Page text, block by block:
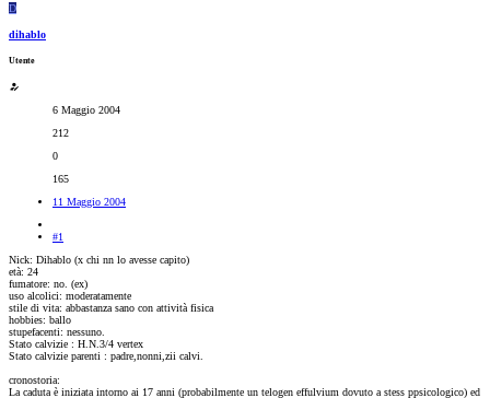
D
dihablo
Utente
6 Maggio 2004
212
0
165
11 Maggio 2004
#1
Nick: Dihablo (x chi nn lo avesse capito)
età: 24
fumatore: no. (ex)
uso alcolici: moderatamente
stile di vita: abbastanza sano con attività fisica
hobbies: ballo
stupefacenti: nessuno.
Stato calvizie : H.N.3/4 vertex
Stato calvizie parenti : padre,nonni,zii calvi.
cronostoria:
La caduta è iniziata intorno ai 17 anni (probabilmente un telogen effulvium dovuto a stess ppsicologico) ed